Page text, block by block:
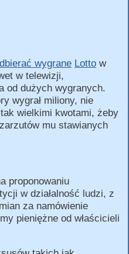
wygrane Lotto w
w telewizji,
od dużych wygranych.
wygrał miliony, nie
wielkimi kwotami, żeby
mu stawianych
proponowaniu
w działalność ludzi, z
za namówienie
pieniężne od właścicieli